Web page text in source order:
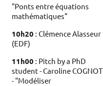
"Ponts entre équations
mathématiques"
10h20 : Clémence Alasseur
(EDF)
11h00 : Pitch by a PhD
student - Caroline COGNOT
- "Modéliser